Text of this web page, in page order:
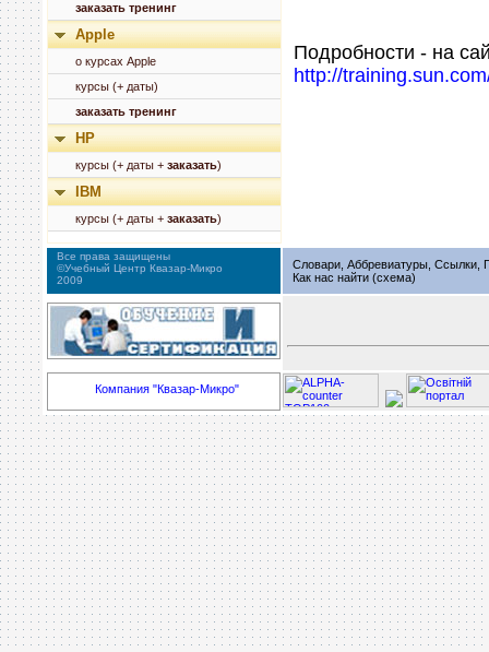
заказать тренинг
Apple
о курсах Apple
курсы (+ даты)
заказать тренинг
HP
курсы (+ даты + заказать)
IBM
курсы (+ даты + заказать)
Подробности - на
http://
Все права защищены
©Учебный Центр Квазар-Микро
2009
Словари, Аббревиатуры, Ссылки,
Как нас найти (схема)
Компания "Квазар-Микро"